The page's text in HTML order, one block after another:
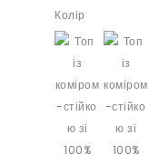
Колір